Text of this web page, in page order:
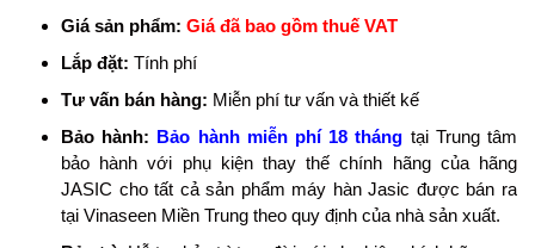
Giá sản phẩm: Giá đã bao gồm thuế VAT
Lắp đặt: Tính phí
Tư vấn bán hàng: Miễn phí tư vấn và thiết kế
Bảo hành: Bảo hành miễn phí 18 tháng tại Trung tâm
bảo hành với phụ kiện thay thế chính hãng của hãng
JASIC cho tất cả sản phẩm máy hàn Jasic được bán ra
tại Vinaseen Miền Trung theo quy định của nhà sản xuất.